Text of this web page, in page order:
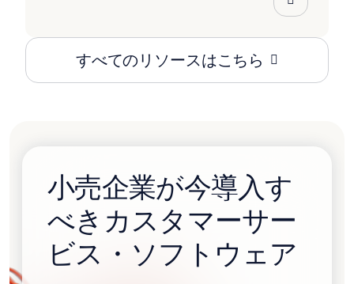
すべてのリソースはこちら
小売企業が今導入す
べきカスタマーサー
ビス・ソフトウェア